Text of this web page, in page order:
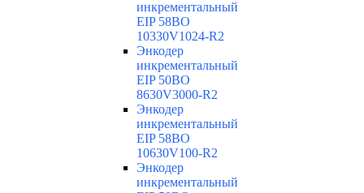
инкрементальный
EIP 58BO
10330V1024-R2
Энкодер
инкрементальный
EIP 50BO
8630V3000-R2
Энкодер
инкрементальный
EIP 58BO
10630V100-R2
Энкодер
инкрементальный